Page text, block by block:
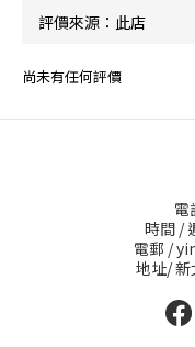
尚未有任何評價
電
時間 /
電郵 /
地址/